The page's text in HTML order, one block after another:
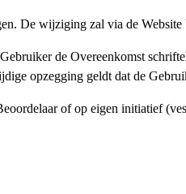
De wijziging zal via de
de Overeenkomst
opzegging geldt dat de
of op eigen initiatief